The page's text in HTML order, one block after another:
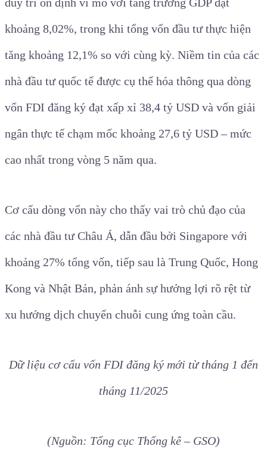
khoảng 8,02%, trong khi tổng vốn đầu tư thực hiện
tăng khoảng 12,1% so với cùng kỳ. Niềm tin của các
nhà đầu tư quốc tế được cụ thể hóa thông qua dòng
vốn FDI đăng ký đạt xấp xỉ 38,4 tỷ USD và vốn giải
ngân thực tế chạm mốc khoảng 27,6 tỷ USD – mức
cao nhất trong vòng 5 năm qua.
Cơ cấu dòng vốn này cho thấy vai trò chủ đạo của
các nhà đầu tư Châu Á, dẫn đầu bởi Singapore với
khoảng 27% tổng vốn, tiếp sau là Trung Quốc, Hong
Kong và Nhật Bản, phản ánh sự hưởng lợi rõ rệt từ
xu hướng dịch chuyển chuỗi cung ứng toàn cầu.
Dữ liệu cơ cấu vốn FDI đăng ký mới từ tháng 1 đến
tháng 11/2025
(Nguồn: Tổng cục Thống kê – GSO)